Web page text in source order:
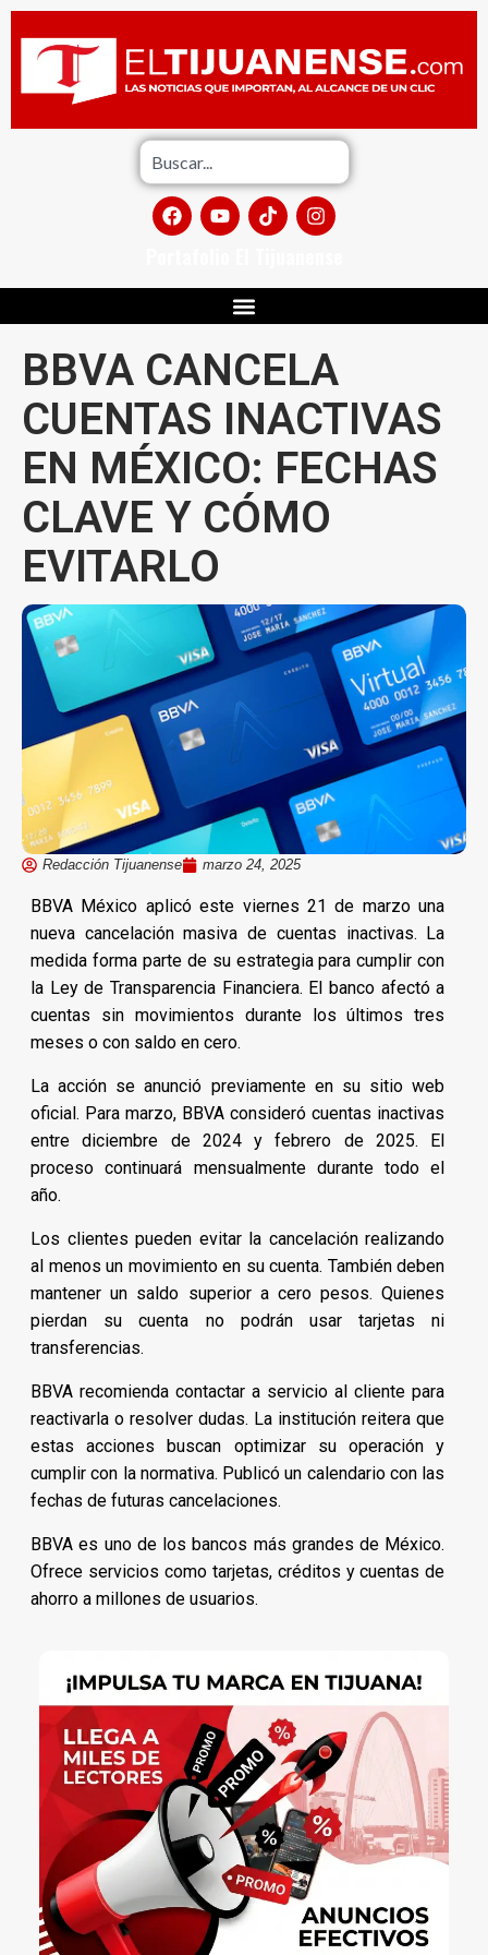
BBVA CANCELA
CUENTAS INACTIVAS
EN MÉXICO: FECHAS
CLAVE Y CÓMO
EVITARLO
Redacción Tijuanense marzo 24, 2025
BBVA México aplicó este viernes 21 de marzo una
nueva cancelación masiva de cuentas inactivas. La
medida forma parte de su estrategia para cumplir con
la Ley de Transparencia Financiera. El banco afectó a
cuentas sin movimientos durante los últimos tres
meses o con saldo en cero.
La acción se anunció previamente en su sitio web
oficial. Para marzo, BBVA consideró cuentas inactivas
entre diciembre de 2024 y febrero de 2025. El
proceso continuará mensualmente durante todo el
año.
Los clientes pueden evitar la cancelación realizando
al menos un movimiento en su cuenta. También deben
mantener un saldo superior a cero pesos. Quienes
pierdan su cuenta no podrán usar tarjetas ni
transferencias.
BBVA recomienda contactar a servicio al cliente para
reactivarla o resolver dudas. La institución reitera que
estas acciones buscan optimizar su operación y
cumplir con la normativa. Publicó un calendario con las
fechas de futuras cancelaciones.
BBVA es uno de los bancos más grandes de México.
Ofrece servicios como tarjetas, créditos y cuentas de
ahorro a millones de usuarios.